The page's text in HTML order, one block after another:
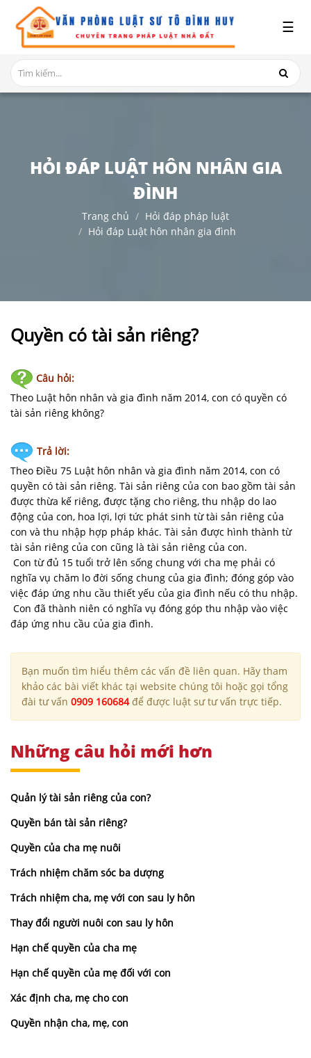
GIỚI
THIỆU
DỊCH
CHẤP
TỤC
ĐẤT
BẢN
-
BIỂU
LIÊN
HỆ
☰
HỎI ĐÁP LUẬT HÔN NHÂN GIA
ĐÌNH
Trang chủ
Hỏi đáp pháp luật
Hỏi đáp Luật hôn nhân gia đình
Quyền có tài sản riêng?
Câu hỏi:
Theo Luật hôn nhân và gia đình năm 2014, con có quyền có
tài sản riêng không?
Trả lời:
Theo Điều 75 Luật hôn nhân và gia đình năm 2014, con có
quyền có tài sản riêng. Tài sản riêng của con bao gồm tài sản
được thừa kế riêng, được tặng cho riêng, thu nhập do lao
động của con, hoa lợi, lợi tức phát sinh từ tài sản riêng của
con và thu nhập hợp pháp khác. Tài sản được hình thành từ
tài sản riêng của con cũng là tài sản riêng của con.
Con từ đủ 15 tuổi trở lên sống chung với cha mẹ phải có
nghĩa vụ chăm lo đời sống chung của gia đình; đóng góp vào
việc đáp ứng nhu cầu thiết yếu của gia đình nếu có thu nhập.
Con đã thành niên có nghĩa vụ đóng góp thu nhập vào việc
đáp ứng nhu cầu của gia đình.
Bạn muốn tìm hiểu thêm các vấn đề liên quan. Hãy tham
khảo các bài viết khác tại website chúng tôi hoặc gọi tổng
đài tư vấn 0909 160684để được luật sư tư vấn trực tiếp.
Những câu hỏi mới hơn
Quản lý tài sản riêng của con?
Quyền bán tài sản riêng?
Quyền của cha mẹ nuôi
Trách nhiệm chăm sóc ba dượng
Trách nhiệm cha, mẹ với con sau ly hôn
Thay đổi người nuôi con sau ly hôn
Hạn chế quyền của cha mẹ
Hạn chế quyền của mẹ đối với con
Xác định cha, mẹ cho con
Quyền nhận cha, mẹ, con